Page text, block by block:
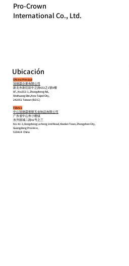
Ubicación
Oficina Principal
冠德霖企業有限公司
新北市新莊區中正路653之1號8樓
8F., No.653-1, Zhongzheng Rd.,
Xinzhuang Dist.,New Taipei City,
242051 Taiwan (R.O.C.)
Fábrica
中山冠德霖塑胶五金制品有限公司
广东省中山市小榄镇
东升丽城二路41号之三
No. 41-3, Dongsheng Licheng 2nd Road, Xiaolan Town, Zhongshan City,
Guangdong Province,
528414 China
Pro-Crown
International Co., Ltd.